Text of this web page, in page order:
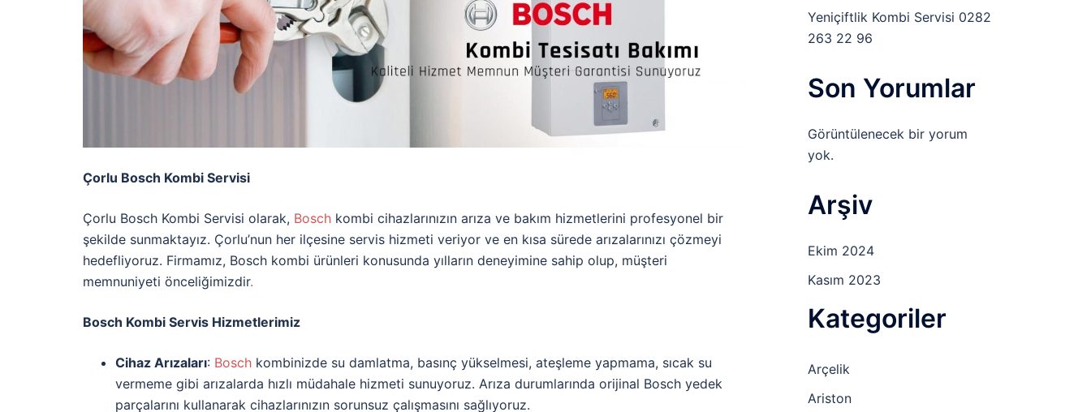
Çorlu Bosch Kombi Servisi
Çorlu Bosch Kombi Servisi olarak, Bosch kombi cihazlarınızın arıza ve bakım hizmetlerini profesyonel bir
şekilde sunmaktayız. Çorlu’nun her ilçesine servis hizmeti veriyor ve en kısa sürede arızalarınızı çözmeyi
hedefliyoruz. Firmamız, Bosch kombi ürünleri konusunda yılların deneyimine sahip olup, müşteri
memnuniyeti önceliğimizdir.
Bosch Kombi Servis Hizmetlerimiz
Cihaz Arızaları: Bosch kombinizde su damlatma, basınç yükselmesi, ateşleme yapmama, sıcak su
vermeme gibi arızalarda hızlı müdahale hizmeti sunuyoruz. Arıza durumlarında orijinal Bosch yedek
parçalarını kullanarak cihazlarınızın sorunsuz çalışmasını sağlıyoruz.
Yeniçiftlik Kombi Servisi 0282
263 22 96
Son Yorumlar
Görüntülenecek bir yorum
yok.
Arşiv
Ekim 2024
Kasım 2023
Kategoriler
Arçelik
Ariston